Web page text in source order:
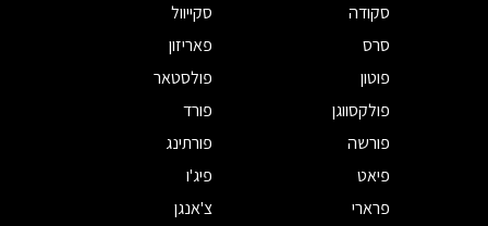
סקודה
סקייוול
סרס
פאריזון
פוטון
פולסטאר
פולקסווגן
פורד
פורשה
פורתינג
פיאט
פיג'ו
פרארי
צ'אנגן